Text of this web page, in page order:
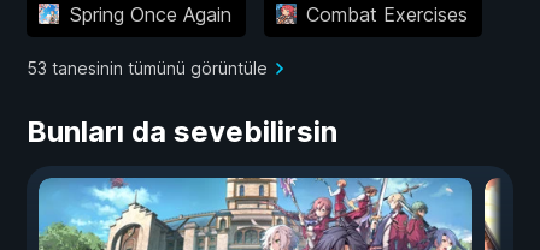
Spring Once Again Combat Exercises
53 tanesinin tümünü görüntüle
Bunları da sevebilirsin